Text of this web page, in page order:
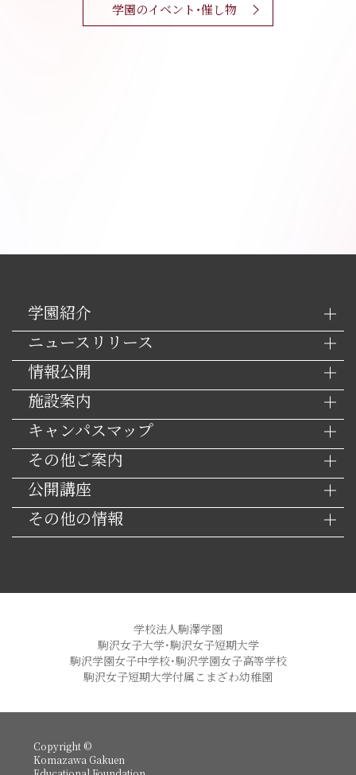
学園のイベント・催し物
学園紹介
ニュースリリース
情報公開
施設案内
キャンパスマップ
その他ご案内
公開講座
その他の情報
学校法人駒澤学園
駒沢女子大学・駒沢女子短期大学
駒沢学園女子中学校・駒沢学園女子高等学校
駒沢女子短期大学付属こまざわ幼稚園
Copyright ©
Komazawa Gakuen